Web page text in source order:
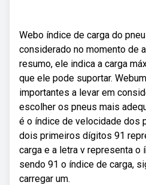
Webo índice de carga do
considerado no momento de
resumo, ele indica a carga
que ele pode suportar.
importantes a levar em
escolher os pneus mais
é o índice de velocidade dos
dois primeiros dígitos 91
carga e a letra v representa o
sendo 91 o índice de carga,
carregar um.